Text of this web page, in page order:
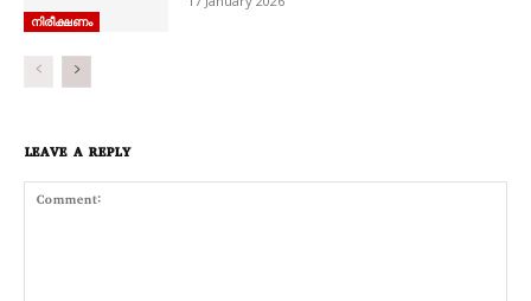
നിരീക്ഷണം
LEAVE A REPLY